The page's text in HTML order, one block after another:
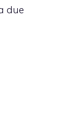
due